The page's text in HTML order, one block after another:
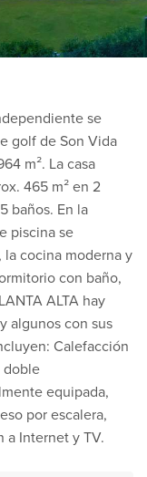
se
golf de Son Vida
m². La casa
465 m² en 2
baños. En la
piscina se
cocina moderna y
con baño,
ALTA hay
algunos con sus
Calefacción
doble
equipada,
por escalera,
a Internet y TV.